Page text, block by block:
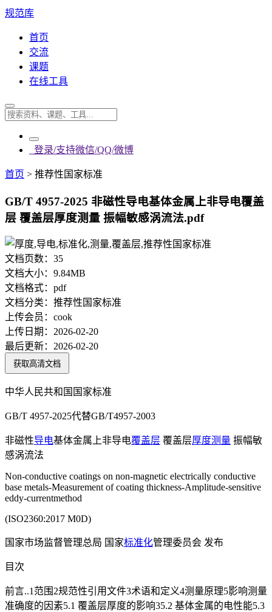
规范库
首页
交流
课题
在线工具
登录/支持微信/QQ/微博
首页 > 推荐性国家标准
GB/T 4957-2025 非磁性导电基体金属上非导电覆盖
层 覆盖层厚度测量 振幅敏感涡流法.pdf
文档页数： 35
文档大小： 9.84MB
文档格式： pdf
文档分类： 推荐性国家标准
上传会员： cook
上传日期： 2026-02-20
最后更新： 2026-02-20
获取高清文档
中华人民共和国国家标准
GB/T 4957-2025代替GB/T4957-2003
非磁性导电基体金属上非导电覆盖层 覆盖层厚度测量 振幅敏
感涡流法
Non-conductive coatings on non-magnetic electrically conductive
base metals-Measurement of coating thickness-Amplitude-sensitive
eddy-currentmethod
(ISO2360:2017 M0D)
国家市场监督管理总局 国家标准化管理委员会 发布
目次
前言..1范围2规范性引用文件3术语和定义4测量原理5影响测量
准确度的因素5.1 覆盖层厚度的影响35.2 基体金属的电性能5.3